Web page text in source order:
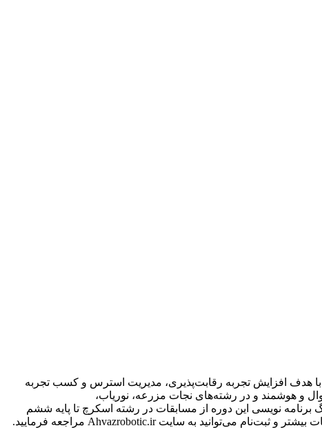
با هدف افزایش تجربه رقابت‌پذیری، مدیریت استرس و کسب تجربه
۵ تا ۲۲ سال در دو دسته منوال و هوشمند و در رشته‌های نجات مزرعه، نوریاب،
برنامه نویسی این دوره از مسابقات در رشته اسکرچ تا پایه ششم
بیشتر و ثبت‌نام می‌توانید به سایتAhvazrobotic.ir مراجعه فرمایید.